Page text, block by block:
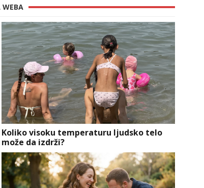
WEBA
Koliko visoku temperaturu ljudsko telo
može da izdrži?